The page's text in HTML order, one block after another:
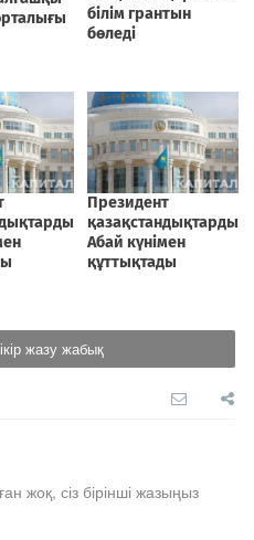
жазу жабық
жоқ, сіз бірінші жазыңыз